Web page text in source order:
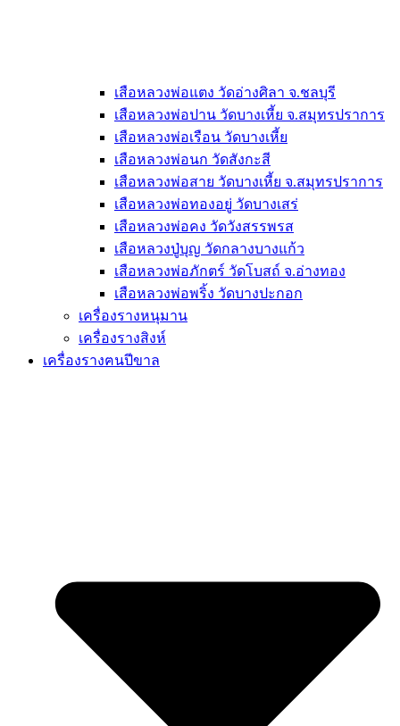
เสือหลวงพ่อแตง วัดอ่างศิลา จ.ชลบุรี
เสือหลวงพ่อปาน วัดบางเหี้ย จ.สมุทรปราการ
เสือหลวงพ่อเรือน วัดบางเหี้ย
เสือหลวงพ่อนก วัดสังกะสี
เสือหลวงพ่อสาย วัดบางเหี้ย จ.สมุทรปราการ
เสือหลวงพ่อทองอยู่ วัดบางเสร่
เสือหลวงพ่อคง วัดวังสรรพรส
เสือหลวงปู่บุญ วัดกลางบางแก้ว
เสือหลวงพ่อภักตร์ วัดโบสถ์ จ.อ่างทอง
เสือหลวงพ่อพริ้ง วัดบางปะกอก
เครื่องรางหนุมาน
เครื่องรางสิงห์
เครื่องรางฅนปีขาล